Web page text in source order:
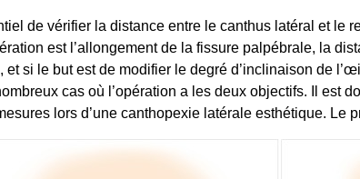
de vérifier la distance entre le canthus latéral et le
est l’allongement de la fissure palpébrale, la
et si le but est de modifier le degré d’inclinaison de
cas où l’opération a les deux objectifs. Il est
lors d’une canthopexie latérale esthétique. Le